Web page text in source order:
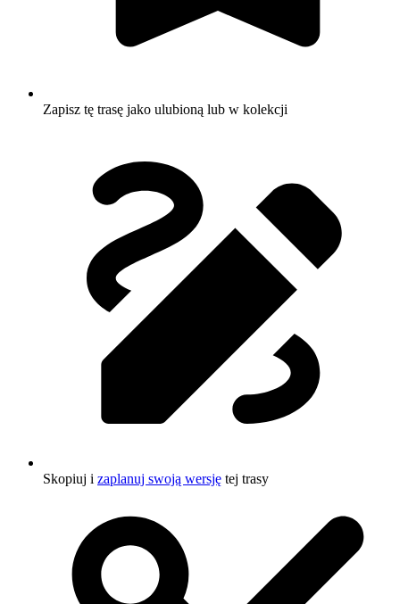
Zapisz tę trasę jako ulubioną lub w kolekcji
Skopiuj i zaplanuj swoją wersję tej trasy